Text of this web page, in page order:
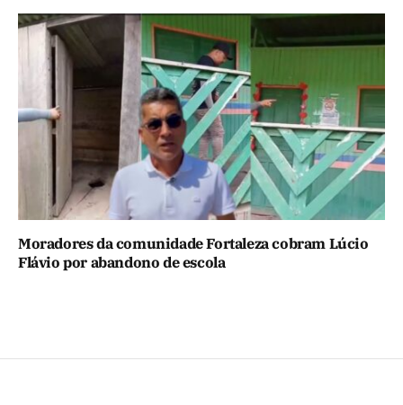
Moradores da comunidade Fortaleza cobram Lúcio
Flávio por abandono de escola